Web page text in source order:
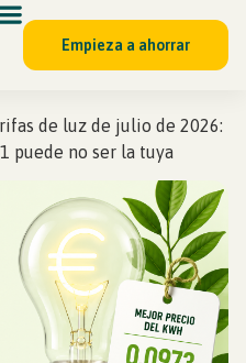
Empieza a ahorrar
de luz de julio de 2026:
puede no ser la tuya